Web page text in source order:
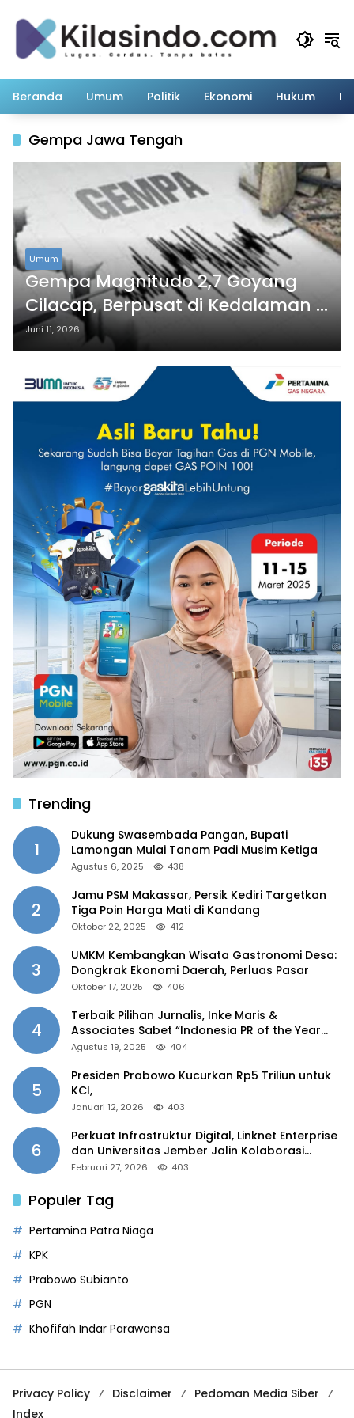
Beranda Umum Politik Ekonomi Hukum
Gempa Jawa Tengah
Umum
Gempa Magnitudo 2,7 Goyang
Cilacap, Berpusat di Kedalaman 8
Kilometer
Juni 11, 2026
Trending
1
Dukung Swasembada Pangan, Bupati
Lamongan Mulai Tanam Padi Musim Ketiga
Agustus 6, 2025 438
2
Jamu PSM Makassar, Persik Kediri Targetkan
Tiga Poin Harga Mati di Kandang
Oktober 22, 2025 412
3
UMKM Kembangkan Wisata Gastronomi Desa:
Dongkrak Ekonomi Daerah, Perluas Pasar
Oktober 17, 2025 406
4
Terbaik Pilihan Jurnalis, Inke Maris &
Associates Sabet “Indonesia PR of the Year
2025”
Agustus 19, 2025 404
5
Presiden Prabowo Kucurkan Rp5 Triliun untuk
KCI,
Januari 12, 2026 403
6
Perkuat Infrastruktur Digital, Linknet Enterprise
dan Universitas Jember Jalin Kolaborasi
Smart Campus Berbasis AI
Februari 27, 2026 403
Populer Tag
Pertamina Patra Niaga
KPK
Prabowo Subianto
PGN
Khofifah Indar Parawansa
Privacy Policy Disclaimer
Pedoman Media Siber
Index